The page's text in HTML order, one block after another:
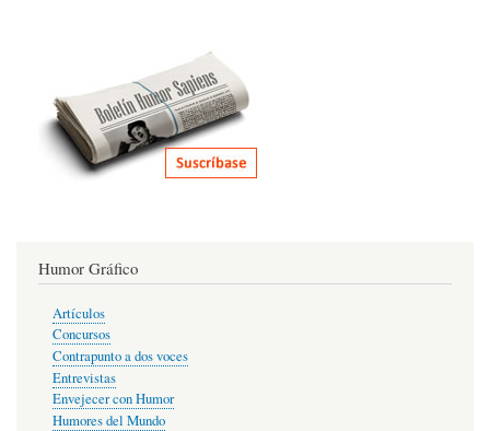
Humor Gráfico
Artículos
Concursos
Contrapunto a dos voces
Entrevistas
Envejecer con Humor
Humores del Mundo